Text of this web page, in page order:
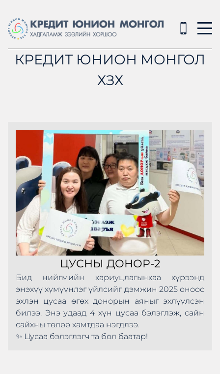
КРЕДИТ ЮНИОН МОНГОЛ
ХЗХ
ЦУСНЫ ДОНОР-2
Бид нийгмийн хариуцлагынхаа хүрээнд
энэхүү хүмүүнлэг үйлсийг дэмжин 2025 оноос
эхлэн цусаа өгөх донорын аяныг эхлүүлсэн
билээ. Энэ удаад 4 хүн цусаа бэлэглэж, сайн
сайхны төлөө хамтдаа нэгдлээ.
✨ Цусаа бэлэглэгч та бол баатар!